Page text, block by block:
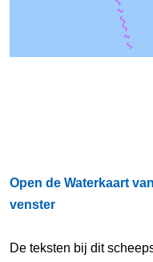
Open de Waterkaart
venster
De teksten bij dit